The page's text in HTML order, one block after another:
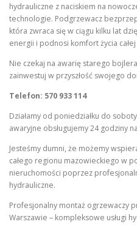
hydrauliczne z naciskiem na
technologie. Podgrzewacz
która zwraca się w ciągu kilku lat
energii i podnosi komfort życia
Nie czekaj na awarię starego
zainwestuj w przyszłość swojego
Telefon: 570 933 114
Działamy od poniedziałku do
awaryjne obsługujemy 24 godziny
Jesteśmy dumni, że możemy
całego regionu mazowieckiego w
nieruchomości poprzez
hydrauliczne.
Profesjonalny montaż ogrzewaczy
Warszawie – kompleksowe usługi